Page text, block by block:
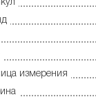
измерения